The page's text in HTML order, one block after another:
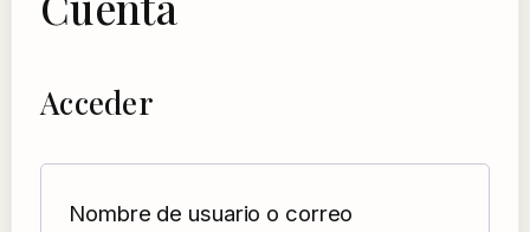
Acceder
Nombre de usuario o correo